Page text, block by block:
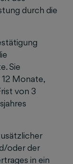
durch die
Sie
Monate,
von 3
oder der
in ein